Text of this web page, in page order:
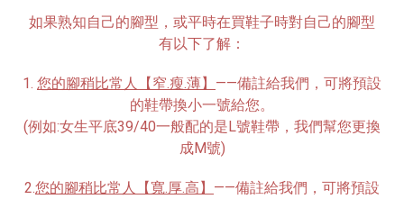
如果熟知自己的腳型，或平時在買鞋子時對自己的腳型
有以下了解：
1. 您的腳稍比常人【窄.瘦.薄】 ——備註給我們，可將預設
的鞋帶換小一號給您。
(例如:女生平底39/40一般配的是L號鞋帶，我們幫您更換
成M號)
2.您的腳稍比常人【寬.厚.高】 ——備註給我們，可將預設